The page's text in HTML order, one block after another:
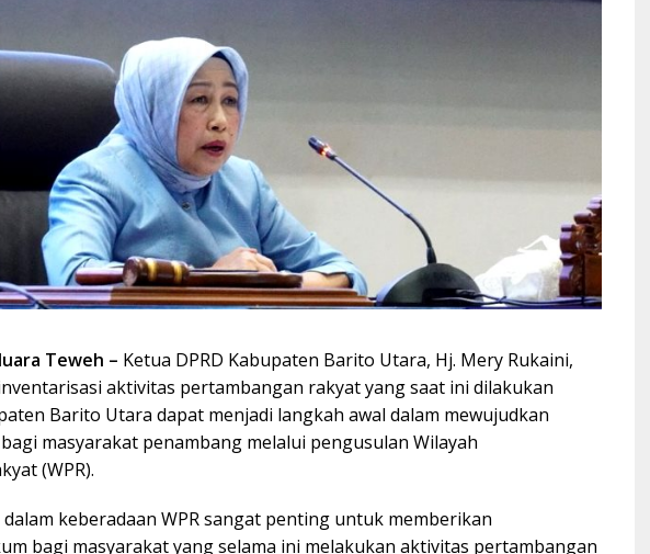
Teweh – Ketua DPRD Kabupaten Barito Utara, Hj. Mery Rukaini,
aktivitas pertambangan rakyat yang saat ini dilakukan
Barito Utara dapat menjadi langkah awal dalam mewujudkan
masyarakat penambang melalui pengusulan Wilayah
(WPR).
keberadaan WPR sangat penting untuk memberikan
bagi masyarakat yang selama ini melakukan aktivitas pertambangan